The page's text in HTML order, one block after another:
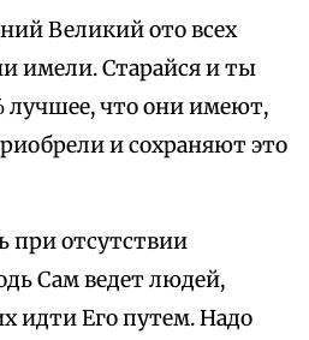
Великий ото всех
имели. Старайся и ты
лучшее, что они имеют,
и сохраняют это
при отсутствии
Сам ведет людей,
идти Его путем. Надо